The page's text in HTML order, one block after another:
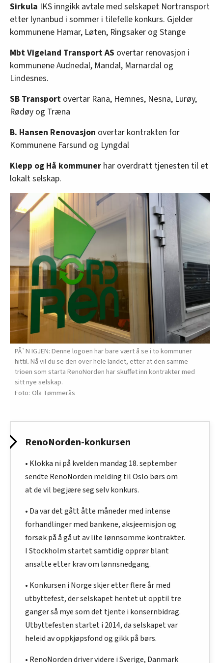
Sirkula IKS inngikk avtale med selskapet Nortransport
etter lynanbud i sommer i tilefelle konkurs. Gjelder
kommunene Hamar, Løten, Ringsaker og Stange
Mbt Vigeland Transport AS overtar renovasjon i
kommunene Audnedal, Mandal, Marnardal og
Lindesnes.
SB Transport overtar Rana, Hemnes, Nesna, Lurøy,
Rødøy og Træna
B. Hansen Renovasjon overtar kontrakten for
Kommunene Farsund og Lyngdal
Klepp og Hå kommuner har overdratt tjenesten til et
lokalt selskap.
PÅ`N IGJEN: Denne logoen har bare vært å se i to kommuner
hittil. Nå vil du se den over hele landet, etter at den samme
trioen som starta RenoNorden har skuffet inn kontrakter med
sitt nye selskap.
Ola Tømmerås
RenoNorden-konkursen
• Klokka ni på kvelden mandag 18. september
sendte RenoNorden melding til Oslo børs om
at de vil begjære seg selv konkurs.
• Da var det gått åtte måneder med intense
forhandlinger med bankene, aksjeemisjon og
forsøk på å gå ut av lite lønnsomme kontrakter.
I Stockholm startet samtidig opprør blant
ansatte etter krav om lønnsnedgang.
• Konkursen i Norge skjer etter flere år med
utbyttefest, der selskapet hentet ut opptil tre
ganger så mye som det tjente i konsernbidrag.
Utbyttefesten startet i 2014, da selskapet var
heleid av oppkjøpsfond og gikk på børs.
• RenoNorden driver videre i Sverige, Danmark